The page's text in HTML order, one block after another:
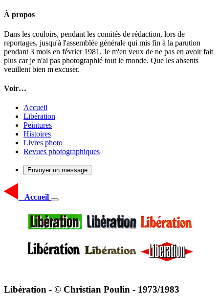
À propos
Dans les couloirs, pendant les comités de rédaction, lors de
reportages, jusqu'à l'assemblée générale qui mis fin à la parution
pendant 3 mois en février 1981. Je m'en veux de ne pas en avoir fait
plus car je n'ai pas photographié tout le monde. Que les absents
veuillent bien m'excuser.
Voir…
Accueil
Libération
Peintures
Histoires
Livres photo
Revues photographiques
Envoyer un message
Accueil
Libération - © Christian Poulin - 1973/1983